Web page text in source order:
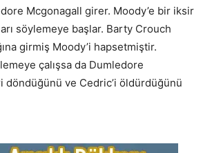
Mcgonagall girer. Moody’e bir iksir
söylemeye başlar. Barty Crouch
girmiş Moody’i hapsetmiştir.
çalışsa da Dumledore
döndüğünü ve Cedric’i öldürdüğünü